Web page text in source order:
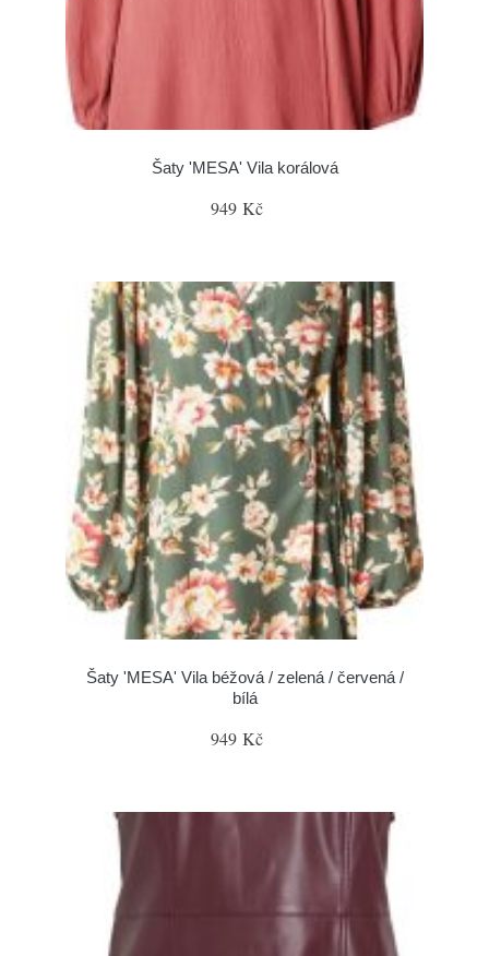
Šaty 'MESA' Vila korálová
949 Kč
Šaty 'MESA' Vila béžová / zelená / červená /
bílá
949 Kč